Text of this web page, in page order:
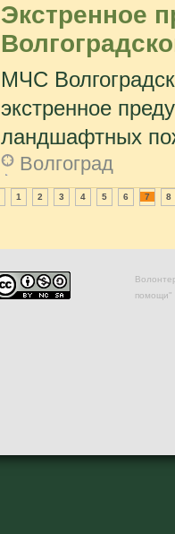
Экстренное
МЧС
экстренное
ландшафтных
Волгоград
1 2 3 4 5 6 7 8
помощи"